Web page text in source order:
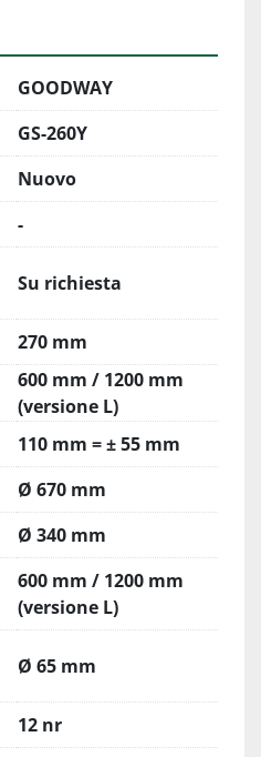
GOODWAY
GS-260Y
Nuovo
-
Su richiesta
270 mm
600 mm / 1200 mm
(versione L)
110 mm = ± 55 mm
Ø 670 mm
Ø 340 mm
600 mm / 1200 mm
(versione L)
Ø 65 mm
12 nr